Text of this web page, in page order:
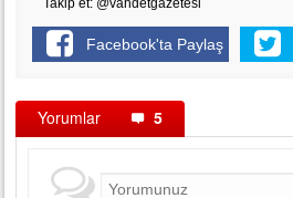
Takip et: @vahdetgazetesi
Facebook'ta Paylaş
Yorumlar 5